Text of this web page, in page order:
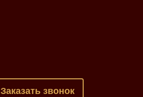
Заказать звонок